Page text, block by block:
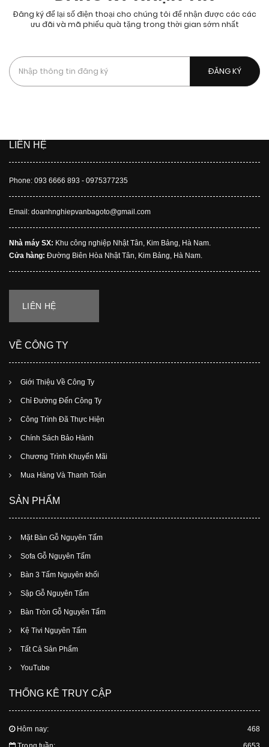
Đăng ký để lại số điện thoại cho chúng tôi để nhận được các các
ưu đãi và mã phiếu quà tặng trong thời gian sớm nhất
LIÊN HỆ
Phone: 093 6666 893 - 0975377235
Email: doanhnghiepvanbagoto@gmail.com
Nhà máy SX: Khu công nghiệp Nhật Tân, Kim Bảng, Hà Nam.
Cửa hàng: Đường Biên Hòa Nhật Tân, Kim Bảng, Hà Nam.
LIÊN HỆ
VỀ CÔNG TY
Giới Thiệu Về Công Ty
Chỉ Đường Đến Công Ty
Công Trình Đã Thực Hiện
Chính Sách Bảo Hành
Chương Trình Khuyến Mãi
Mua Hàng Và Thanh Toán
SẢN PHẨM
Mặt Bàn Gỗ Nguyên Tấm
Sofa Gỗ Nguyên Tấm
Bàn 3 Tấm Nguyên khối
Sập Gỗ Nguyên Tấm
Bàn Tròn Gỗ Nguyên Tấm
Kệ Tivi Nguyên Tấm
Tất Cả Sản Phẩm
YouTube
THỐNG KÊ TRUY CẬP
Hôm nay:
468